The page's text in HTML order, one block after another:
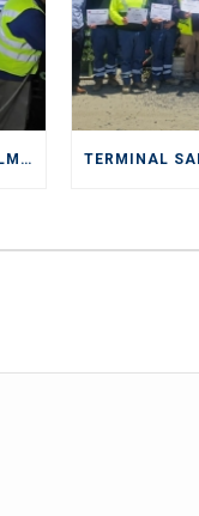
D&C DIVISIÓN DEPÓSITOS CULMINA EXITOSAMENTE SERVICIOS PRESTADOS DURANTE CICLO DE EXPORTACIÓN DE CEREZAS